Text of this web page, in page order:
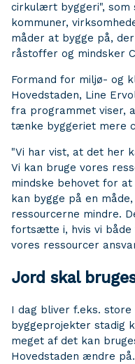
cirkulært byggeri", som
kommuner,
måder at bygge på,
råstoffer og mindsker
Formand for miljø- og
Hovedstaden, Line
fra programmet viser,
tænke byggeriet mere
"Vi har vist, at det her
Vi kan bruge vores
mindske behovet for
kan bygge på en
ressourcerne mindre.
fortsætte i, hvis vi både
vores ressourcer
Jord skal
I dag bliver f.eks.
byggeprojekter stadig
meget af det kan
Hovedstaden ændre